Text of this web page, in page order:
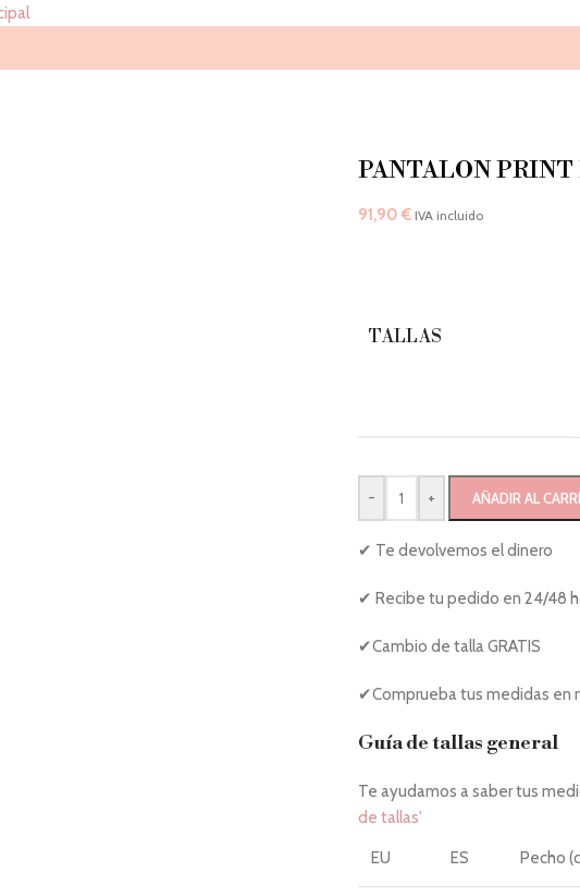
PANTALON
91,90 € IVA incluido
TALLAS
- + AÑADIR AL
✔ Te devolvemos el dinero
✔ Recibe tu pedido en 24/48
✔Cambio de talla GRATIS
✔Comprueba tus medidas en
Guía de tallas general
Te ayudamos a saber tus
de tallas'
EU ES Pecho